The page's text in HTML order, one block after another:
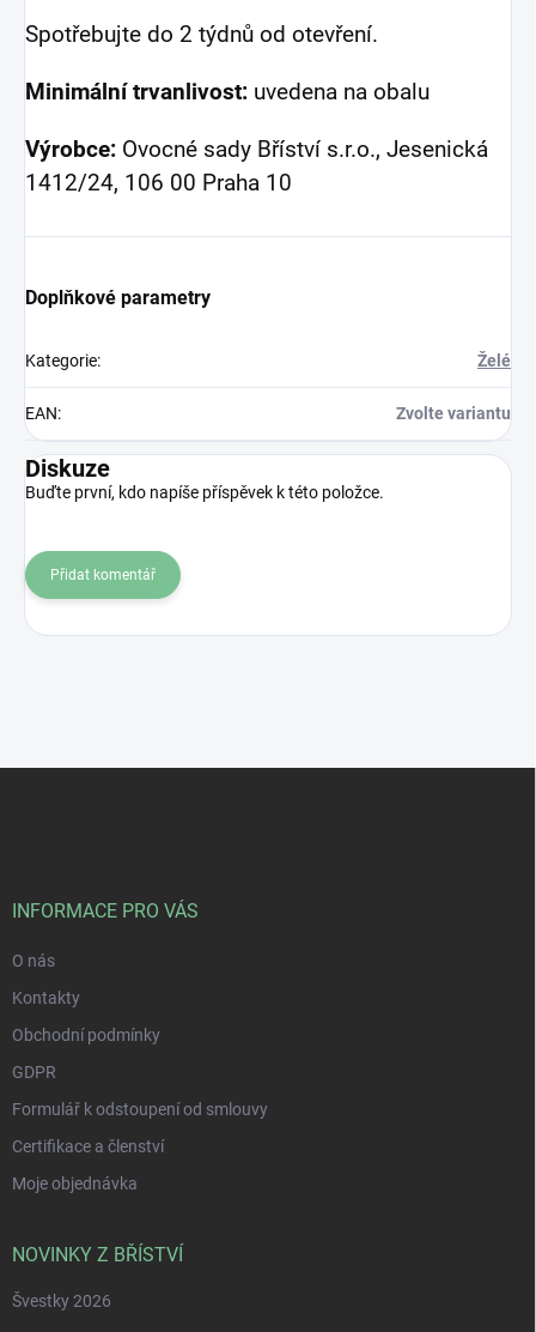
Spotřebujte do 2 týdnů od otevření.
Minimální trvanlivost: uvedena na obalu
Výrobce: Ovocné sady Bříství s.r.o., Jesenická
1412/24, 106 00 Praha 10
Doplňkové parametry
Kategorie: Želé
EAN: Zvolte variantu
Diskuze
Buďte první, kdo napíše příspěvek k této položce.
Přidat komentář
INFORMACE PRO VÁS
O nás
Kontakty
Obchodní podmínky
GDPR
Formulář k odstoupení od smlouvy
Certifikace a členství
Moje objednávka
NOVINKY Z BŘÍSTVÍ
Švestky 2026